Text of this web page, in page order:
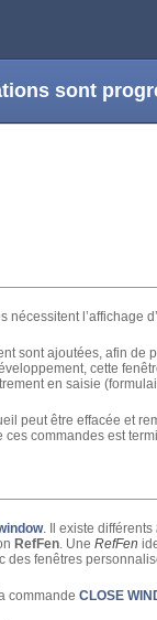
sont
l’affichage
sont ajoutées, afin de
cette
en saisie
peut être effacée et
commandes est
. Il existe différents
RefFen . Une RefFen
des fenêtres
commande CLOSE